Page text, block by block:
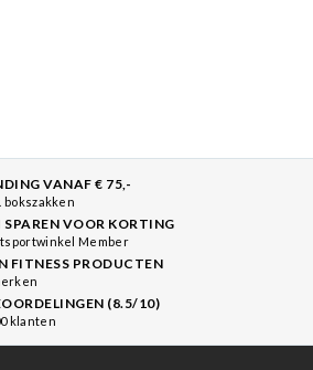
VANAF € 75,-
bokszakken
VOOR KORTING
Member
FITNESS PRODUCTEN
(8.5/10)
klanten